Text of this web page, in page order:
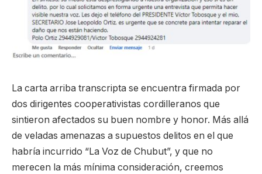
La carta arriba transcripta se encuentra firmada por
dos dirigentes cooperativistas cordilleranos que
sintieron afectados su buen nombre y honor. Más allá
de veladas amenazas a supuestos delitos en el que
habría incurrido “La Voz de Chubut”, y que no
merecen la más mínima consideración, creemos